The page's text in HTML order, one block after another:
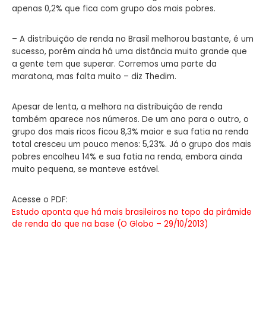
apenas 0,2% que fica com grupo dos mais pobres.
– A distribuição de renda no Brasil melhorou bastante, é um
sucesso, porém ainda há uma distância muito grande que
a gente tem que superar. Corremos uma parte da
maratona, mas falta muito – diz Thedim.
Apesar de lenta, a melhora na distribuição de renda
também aparece nos números. De um ano para o outro, o
grupo dos mais ricos ficou 8,3% maior e sua fatia na renda
total cresceu um pouco menos: 5,23%. Já o grupo dos mais
pobres encolheu 14% e sua fatia na renda, embora ainda
muito pequena, se manteve estável.
Acesse o PDF:
Estudo aponta que há mais brasileiros no topo da pirâmide
de renda do que na base (O Globo – 29/10/2013)